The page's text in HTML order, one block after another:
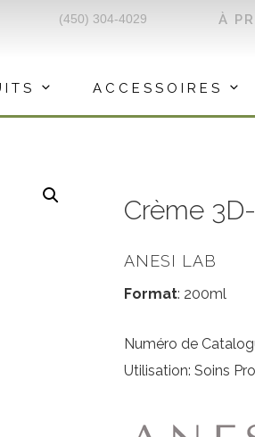
À
(450) 304-4029
ACCESSOIRES
Crème
ANESI LAB
Format: 200ml
Numéro de
Utilisation: Soins